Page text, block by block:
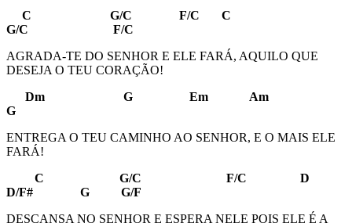
C G/C F/C C
G/C F/C
AGRADA-TE DO SENHOR E ELE FARÁ, AQUILO QUE
DESEJA O TEU CORAÇÃO!
Dm G Em Am
G
ENTREGA O TEU CAMINHO AO SENHOR, E O MAIS ELE
FARÁ!
C G/C F/C D
D/F# G G/F
DESCANSA NO SENHOR E ESPERA NELE POIS ELE É A